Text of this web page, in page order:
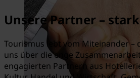
Unsere Partner –
Tourismus lebt vom Miteinander –
uns über die enge
engagierten Partnern aus